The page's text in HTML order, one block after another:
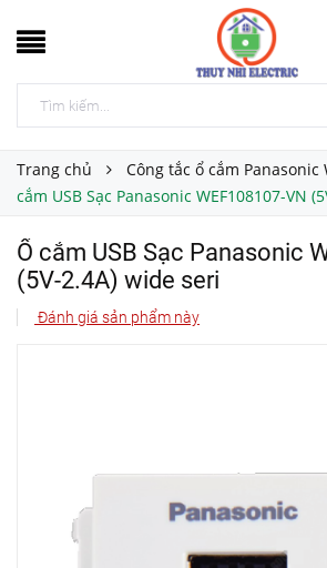
Trang chủ Công tắc ổ cắm Panasonic
cắm USB Sạc Panasonic WEF108107-VN
Ổ cắm USB Sạc Panasonic
(5V-2.4A) wide seri
Đánh giá sản phẩm này